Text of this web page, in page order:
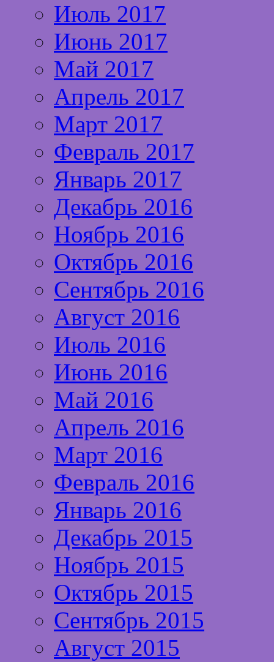
Июль 2017
Июнь 2017
Май 2017
Апрель 2017
Март 2017
Февраль 2017
Январь 2017
Декабрь 2016
Ноябрь 2016
Октябрь 2016
Сентябрь 2016
Август 2016
Июль 2016
Июнь 2016
Май 2016
Апрель 2016
Март 2016
Февраль 2016
Январь 2016
Декабрь 2015
Ноябрь 2015
Октябрь 2015
Сентябрь 2015
Август 2015